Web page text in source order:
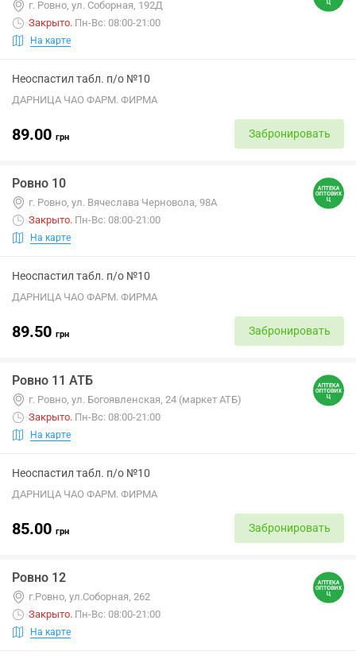
г. Ровно, ул. Соборная, 192Д
Закрыто. Пн-Вс: 08:00-21:00
На карте
Неоспастил табл. п/о №10
ДАРНИЦА ЧАО ФАРМ. ФИРМА
89.00 грн Забронировать
Ровно 10
г. Ровно, ул. Вячеслава Черновола, 98А
Закрыто. Пн-Вс: 08:00-21:00
На карте
Неоспастил табл. п/о №10
ДАРНИЦА ЧАО ФАРМ. ФИРМА
89.50 грн Забронировать
Ровно 11 АТБ
г. Ровно, ул. Богоявленская, 24 (маркет АТБ)
Закрыто. Пн-Вс: 08:00-21:00
На карте
Неоспастил табл. п/о №10
ДАРНИЦА ЧАО ФАРМ. ФИРМА
85.00 грн Забронировать
Ровно 12
г.Ровно, ул.Соборная, 262
Закрыто. Пн-Вс: 08:00-21:00
На карте